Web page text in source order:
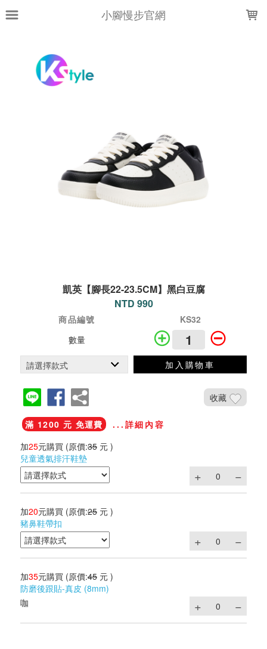
小腳慢步官網
凱英【腳長22-23.5CM】黑白豆腐
NTD 990
商品編號
KS32
數量
加入購物車
收藏
滿 1200 元 免運費
...詳細內容
加25元購買 (原價:35 元 )
兒童透氣排汗鞋墊
加20元購買 (原價:25 元 )
豬鼻鞋帶扣
加35元購買 (原價:45 元 )
防磨後跟貼-真皮 (8mm)
咖